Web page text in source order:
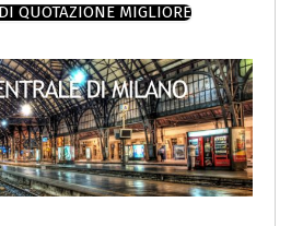
QUOTAZIONE MIGLIORE